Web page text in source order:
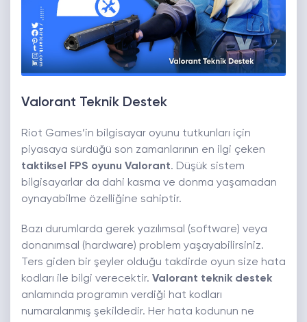
Valorant Teknik Destek
Riot Games’in bilgisayar oyunu tutkunları için
piyasaya sürdüğü son zamanlarının en ilgi çeken
taktiksel FPS oyunu Valorant. Düşük sistem
bilgisayarlar da dahi kasma ve donma yaşamadan
oynayabilme özelliğine sahiptir.
Bazı durumlarda gerek yazılımsal (software) veya
donanımsal (hardware) problem yaşayabilirsiniz.
Ters giden bir şeyler olduğu takdirde oyun size hata
kodları ile bilgi verecektir. Valorant teknik destek
anlamında programın verdiği hat kodları
numaralanmış şekildedir. Her hata kodunun ne